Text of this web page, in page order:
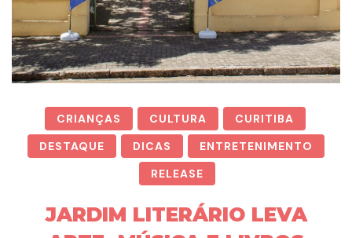
CRIANÇAS CULTURA
CURITIBA
DESTAQUE
DICAS
ENTRETENIMENTO
RELEASE
JARDIM LITERÁRIO LEVA